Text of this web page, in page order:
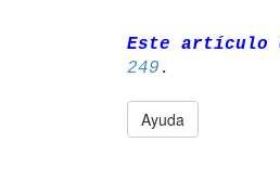
Este artículo
249
Ayuda